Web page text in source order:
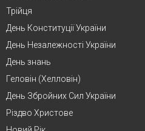
Трійця
День Конституції України
День Незалежності України
День знань
Геловін (Хелловін)
День Збройних Сил України
Різдво Христове